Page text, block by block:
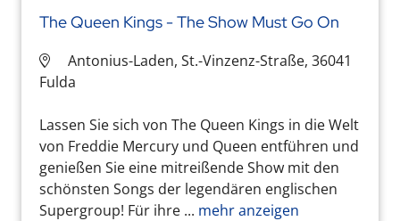
The Queen Kings - The Show Must Go On
Antonius-Laden, St.-Vinzenz-Straße, 36041
Fulda
Lassen Sie sich von The Queen Kings in die Welt
von Freddie Mercury und Queen entführen und
genießen Sie eine mitreißende Show mit den
schönsten Songs der legendären englischen
Supergroup! Für ihre ... mehr anzeigen